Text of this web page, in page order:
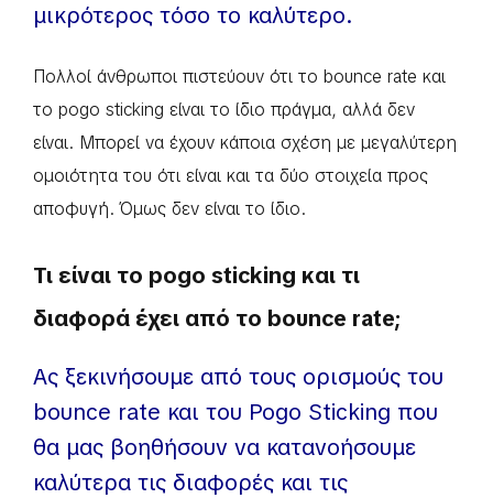
μικρότερος τόσο το καλύτερο.
Πολλοί άνθρωποι πιστεύουν ότι το bounce rate και
το pogo sticking είναι το ίδιο πράγμα, αλλά δεν
είναι. Mπορεί να έχουν κάποια σχέση με μεγαλύτερη
ομοιότητα του ότι είναι και τα δύο στοιχεία προς
αποφυγή. Όμως δεν είναι το ίδιο.
Τι είναι το pogo sticking και τι
διαφορά έχει από το bounce rate;
Ας ξεκινήσουμε από τους ορισμούς του
bounce rate και του Pogo Sticking που
θα μας βοηθήσουν να κατανοήσουμε
καλύτερα τις διαφορές και τις